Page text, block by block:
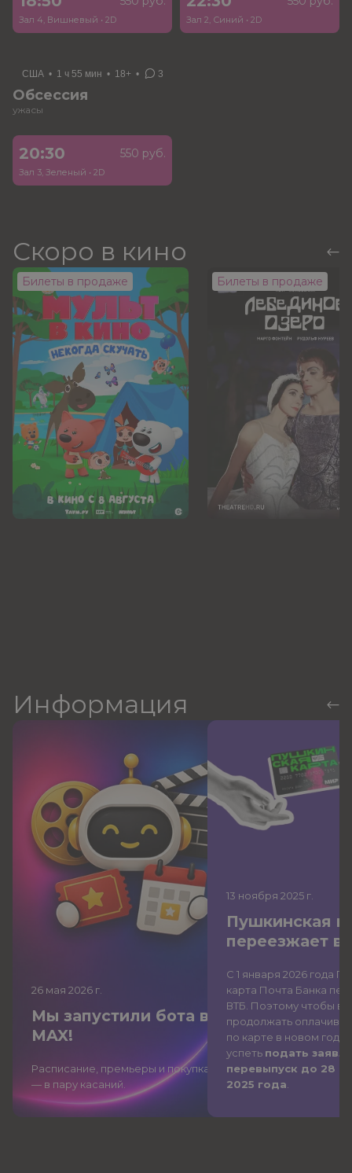
Зал 4, Вишневый • 2D Зал 2, Синий • 2D
США • 1 ч 55 мин • 18+ • 3
Обсессия
ужасы
20:30 550 руб.
Зал 3, Зеленый • 2D
Скоро в кино
Билеты в продаже Билеты в продаже
Информация
26 мая 2026 г.
Мы запустили бота в
MAX!
Расписание, премьеры и покупка
— в пару касаний.
13 ноября 2025 г.
Пушкинская
переезжает в
С 1 января 2026 года
карта Почта Банка
ВТБ . Поэтому чтобы
продолжать
по карте в новом
успеть подать
перевыпуск до 28
2025 года